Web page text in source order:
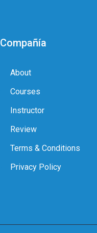
Compañía
About
Courses
Instructor
Review
Terms & Conditions
Privacy Policy